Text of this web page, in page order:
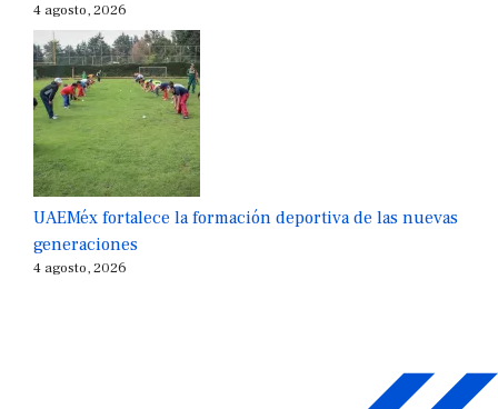
4 agosto, 2026
UAEMéx fortalece la formación deportiva de las nuevas
generaciones
4 agosto, 2026